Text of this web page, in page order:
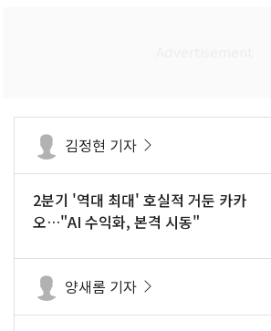
김정현 기자
2분기 '역대 최대' 호실적 거둔 카카
오…"AI 수익화, 본격 시동"
양새롬 기자